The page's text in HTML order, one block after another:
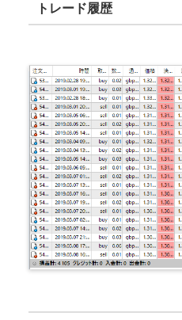
トレード履歴